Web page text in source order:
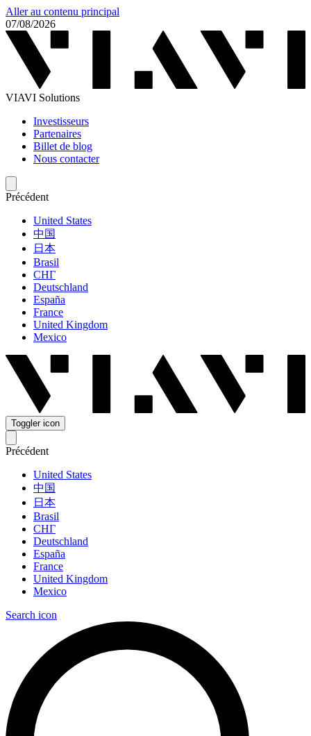
Aller au contenu principal
07/08/2026
VIAVI Solutions
Investisseurs
Partenaires
Billet de blog
Nous contacter
Précédent
United States
中国
日本
Brasil
СНГ
Deutschland
España
France
United Kingdom
Mexico
Toggler icon
Précédent
United States
中国
日本
Brasil
СНГ
Deutschland
España
France
United Kingdom
Mexico
Search icon